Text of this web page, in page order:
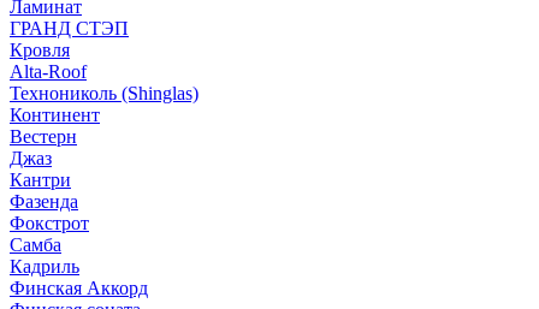
Ламинат
ГРАНД СТЭП
Кровля
Alta-Roof
Технониколь (Shinglas)
Континент
Вестерн
Джаз
Кантри
Фазенда
Фокстрот
Самба
Кадриль
Финская Аккорд